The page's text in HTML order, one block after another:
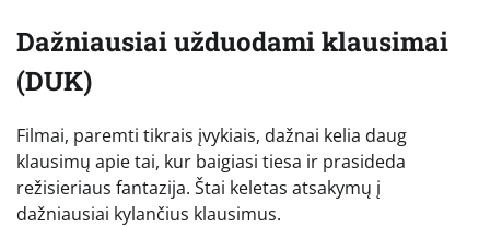
Dažniausiai užduodami klausimai
(DUK)
Filmai, paremti tikrais įvykiais, dažnai kelia daug
klausimų apie tai, kur baigiasi tiesa ir prasideda
režisieriaus fantazija. Štai keletas atsakymų į
dažniausiai kylančius klausimus.